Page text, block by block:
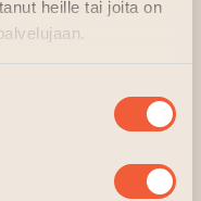
heille tai joita on
webbtjänst)